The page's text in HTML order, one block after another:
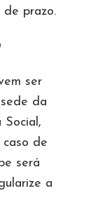
prazo.
ser
da
Social,
de
será
a